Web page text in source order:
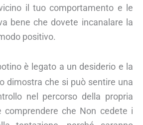
il tuo comportamento e le
bene che dovete incanalare la
positivo.
è legato a un desiderio e la
dimostra che si può sentire una
nel percorso della propria
comprendere che Non cedete i